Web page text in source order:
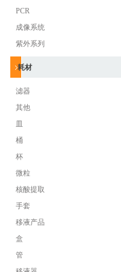
PCR
成像系统
紫外系列
耗材
滤器
其他
皿
桶
杯
微粒
核酸提取
手套
移液产品
盒
管